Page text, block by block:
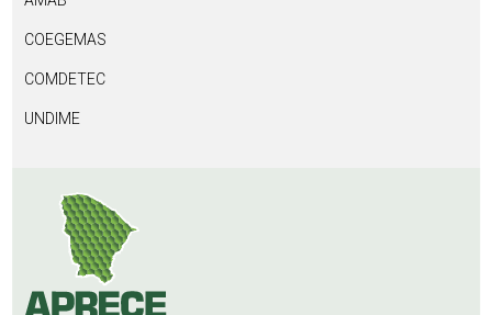
COEGEMAS
COMDETEC
UNDIME